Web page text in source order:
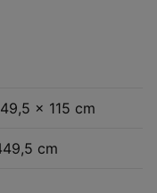
x 115 cm
cm